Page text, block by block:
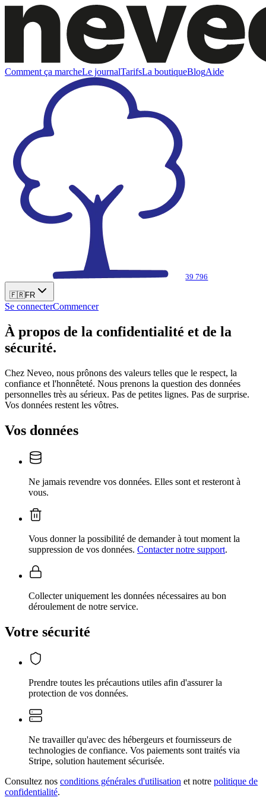
Comment ça marcheLe journalTarifsLa boutiqueBlogAide
39 796
🇫🇷FR
Se connecterCommencer
À propos de la confidentialité et de la
sécurité.
Chez Neveo, nous prônons des valeurs telles que le respect, la
confiance et l'honnêteté. Nous prenons la question des données
personnelles très au sérieux. Pas de petites lignes. Pas de surprise.
Vos données restent les vôtres.
Vos données
Ne jamais revendre vos données. Elles sont et resteront à
vous.
Vous donner la possibilité de demander à tout moment la
suppression de vos données. Contacter notre support.
Collecter uniquement les données nécessaires au bon
déroulement de notre service.
Votre sécurité
Prendre toutes les précautions utiles afin d'assurer la
protection de vos données.
Ne travailler qu'avec des hébergeurs et fournisseurs de
technologies de confiance. Vos paiements sont traités via
Stripe, solution hautement sécurisée.
Consultez nos conditions générales d'utilisation et notre politique de
confidentialité.